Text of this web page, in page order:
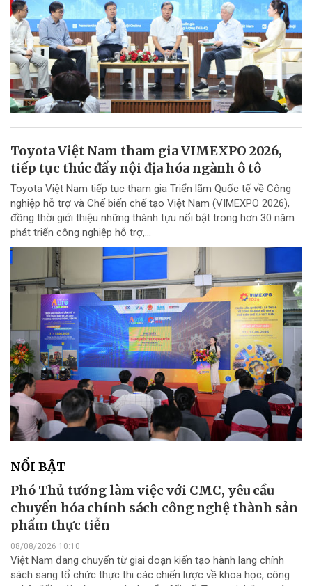
Toyota Việt Nam tham gia VIMEXPO 2026,
tiếp tục thúc đẩy nội địa hóa ngành ô tô
Toyota Việt Nam tiếp tục tham gia Triển lãm Quốc tế về Công
nghiệp hỗ trợ và Chế biến chế tạo Việt Nam (VIMEXPO 2026),
đồng thời giới thiệu những thành tựu nổi bật trong hơn 30 năm
phát triển công nghiệp hỗ trợ,...
NỔI BẬT
Phó Thủ tướng làm việc với CMC, yêu cầu
chuyển hóa chính sách công nghệ thành sản
phẩm thực tiễn
08/08/2026 10:10
Việt Nam đang chuyển từ giai đoạn kiến tạo hành lang chính
sách sang tổ chức thực thi các chiến lược về khoa học, công